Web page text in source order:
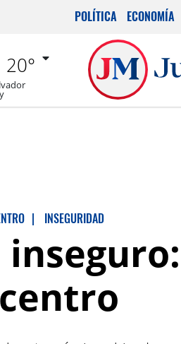
POLÍTICA ECONOMÍA
20°
| INSEGURIDAD